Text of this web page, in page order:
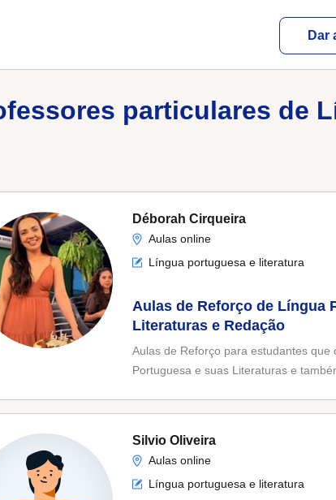
Dar
particulares de
Déborah Cirqueira
Aulas online
Língua portuguesa e literatura
Aulas de Reforço de Língua
Literaturas e Redação
Aulas de Reforço para estudantes
Portuguesa e suas Literaturas e
Silvio Oliveira
Aulas online
Língua portuguesa e literatura